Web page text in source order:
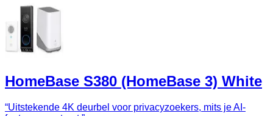
HomeBase S380 (HomeBase 3) White
“Uitstekende 4K deurbel voor privacyzoekers, mits je AI-